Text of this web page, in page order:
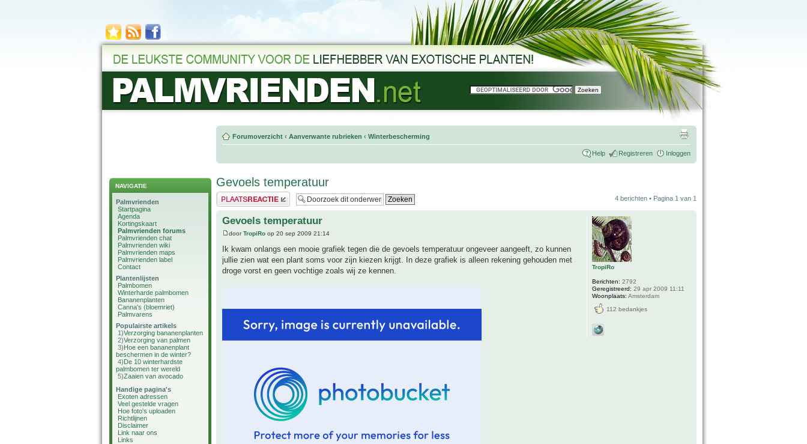
NAVIGATIE
Palmvrienden
Startpagina
Agenda
Kortingskaart
Palmvrienden forums
Palmvrienden chat
Palmvrienden wiki
Palmvrienden maps
Palmvrienden label
Contact
Plantenlijsten
Palmbomen
Winterharde palmbomen
Bananenplanten
Canna's (bloemriet)
Palmvarens
Populairste artikels
1)Verzorging bananenplanten
2)Verzorging van palmen
3)Hoe een bananenplant
beschermen in de winter?
4)De 10 winterhardste
palmbomen ter wereld
5)Zaaien van avocado
Handige pagina's
Exoten adressen
Veel gestelde vragen
Hoe foto's uploaden
Richtlijnen
Disclaimer
Link naar ons
Links
Forumoverzicht ‹ Aanverwante rubrieken ‹ Winterbescherming
Help Registreren Inloggen
Gevoels temperatuur
Plaats een reactie 4 berichten • Pagina 1 van 1
Gevoels temperatuur
doorTropiRo op 20 sep 2009 21:14
Ik kwam onlangs een mooie grafiek tegen die de gevoels temperatuur ongeveer aangeeft, zo kunnen
jullie zien wat een plant soms voor zijn kiezen krijgt. In deze grafiek is alleen rekening gehouden met
droge vorst en geen vochtige zoals wij ze kennen.
TropiRo
Berichten: 2792
Geregistreerd: 29 apr 2009 11:11
Woonplaats: Amsterdam
112 bedankjes